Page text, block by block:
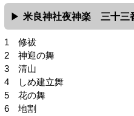
米良神社夜神楽 三十三
1 修祓
2 神迎の舞
3 清山
4 しめ建立舞
5 花の舞
6 地割